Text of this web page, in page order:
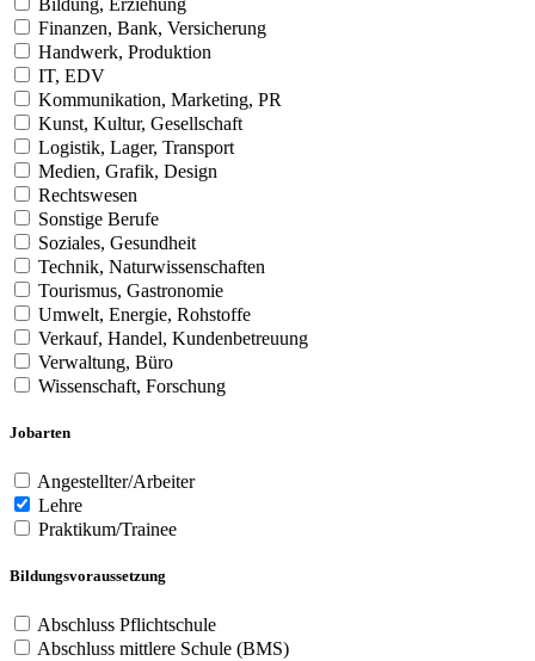
Finanzen, Bank, Versicherung
Handwerk, Produktion
IT, EDV
Kommunikation, Marketing, PR
Kunst, Kultur, Gesellschaft
Logistik, Lager, Transport
Medien, Grafik, Design
Rechtswesen
Sonstige Berufe
Soziales, Gesundheit
Technik, Naturwissenschaften
Tourismus, Gastronomie
Umwelt, Energie, Rohstoffe
Verkauf, Handel, Kundenbetreuung
Verwaltung, Büro
Wissenschaft, Forschung
Jobarten
Angestellter/Arbeiter
Lehre
Praktikum/Trainee
Bildungsvoraussetzung
Abschluss Pflichtschule
Abschluss mittlere Schule (BMS)